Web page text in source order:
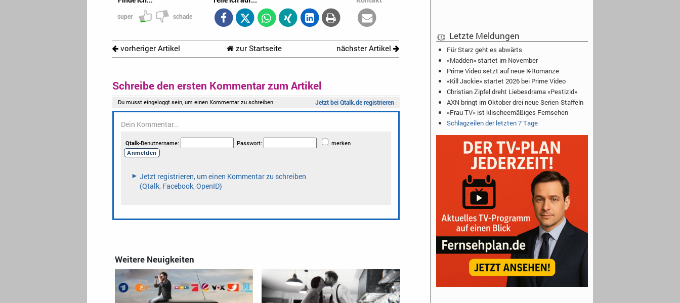
super schade
vorheriger Artikel zur Startseite nächster Artikel
Schreibe den ersten Kommentar zum Artikel
Weitere Neuigkeiten
Letzte Meldungen
Für Starz geht es abwärts
«Madden» startet im November
Prime Video setzt auf neue K-Romanze
«Kill Jackie» startet 2026 bei Prime Video
Christian Zipfel dreht Liebesdrama «Pestizid»
AXN bringt im Oktober drei neue Serien-Staffeln
«Frau TV» ist klischeemäßiges Fernsehen
Schlagzeilen der letzten 7 Tage